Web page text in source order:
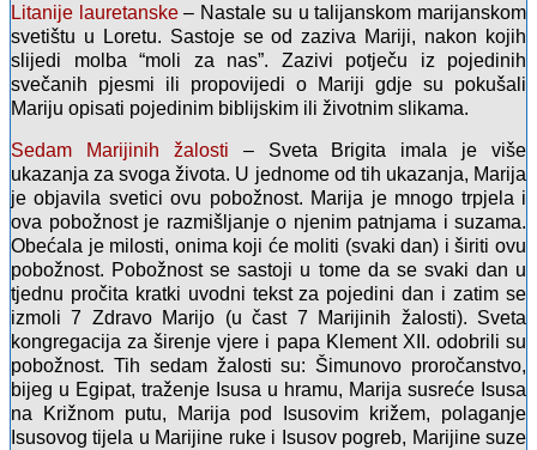
Litanije lauretanske– Nastale su u talijanskom marijanskom
svetištu u Loretu. Sastoje se od zaziva Mariji, nakon kojih
slijedi molba “moli za nas”. Zazivi potječu iz pojedinih
svečanih pjesmi ili propovijedi o Mariji gdje su pokušali
Mariju opisati pojedinim biblijskim ili životnim slikama.
Sedam Marijinih žalosti – Sveta Brigita imala je više
ukazanja za svoga života. U jednome od tih ukazanja, Marija
je objavila svetici ovu pobožnost. Marija je mnogo trpjela i
ova pobožnost je razmišljanje o njenim patnjama i suzama.
Obećala je milosti, onima koji će moliti (svaki dan) i širiti ovu
pobožnost. Pobožnost se sastoji u tome da se svaki dan u
tjednu pročita kratki uvodni tekst za pojedini dan i zatim se
izmoli 7 Zdravo Marijo (u čast 7 Marijinih žalosti). Sveta
kongregacija za širenje vjere i papa Klement XII. odobrili su
pobožnost. Tih sedam žalosti su: Šimunovo proročanstvo,
bijeg u Egipat, traženje Isusa u hramu, Marija susreće Isusa
na Križnom putu, Marija pod Isusovim križem, polaganje
Isusovog tijela u Marijine ruke i Isusov pogreb, Marijine suze